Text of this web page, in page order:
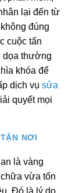
lại đến từ
đúng
cuộc tấn
dọa thường
khóa để
dịch vụ sửa
quyết mọi
NƠI
là vàng
vừa tốn
Đó là lý do